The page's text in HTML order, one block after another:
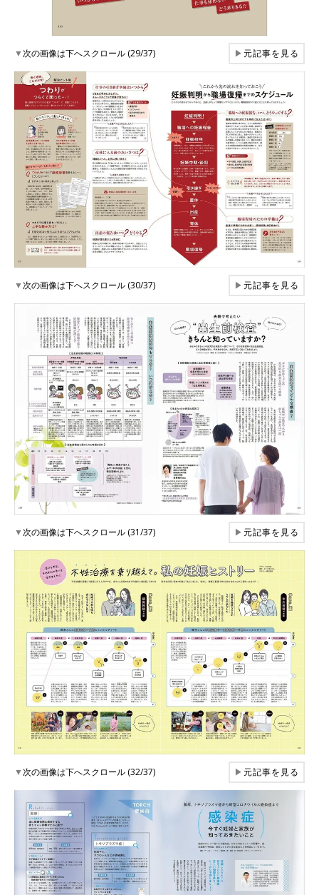
▼次の画像は下へスクロール (29/37) ▶元記事を見る
▼次の画像は下へスクロール (30/37) ▶元記事を見る
▼次の画像は下へスクロール (31/37) ▶元記事を見る
▼次の画像は下へスクロール (32/37) ▶元記事を見る